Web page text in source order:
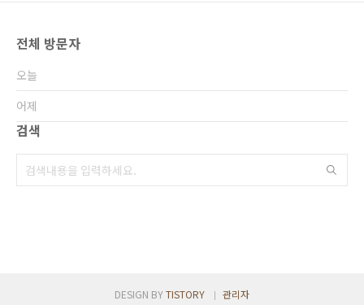
전체 방문자
오늘
어제
검색
DESIGN BYTISTORY 관리자